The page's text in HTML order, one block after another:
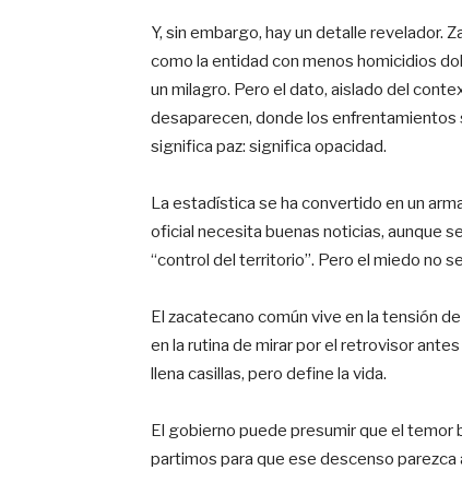
Y, sin embargo, hay un detalle revelador.
como la entidad con menos homicidios
un milagro. Pero el dato, aislado del
desaparecen, donde los enfrentamientos
significa paz: significa opacidad.
La estadística se ha convertido en un
oficial necesita buenas noticias, aunque
“control del territorio”. Pero el miedo no
El zacatecano común vive en la tensión
en la rutina de mirar por el retrovisor
llena casillas, pero define la vida.
El gobierno puede presumir que el temor
partimos para que ese descenso parezca